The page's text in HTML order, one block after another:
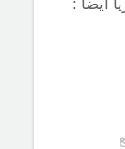
أيضاً :